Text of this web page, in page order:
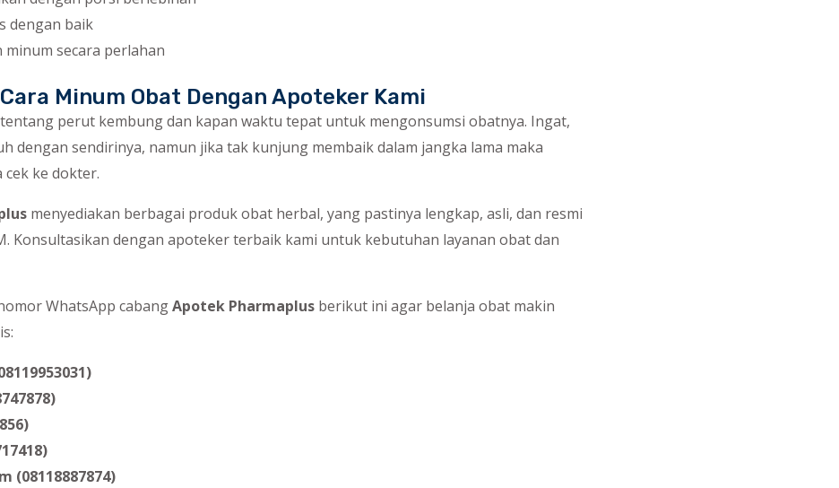
dengan baik
minum secara perlahan
Minum Obat Dengan Apoteker Kami
perut kembung dan kapan waktu tepat untuk mengonsumsi obatnya. Ingat,
dengan sendirinya, namun jika tak kunjung membaik dalam jangka lama maka
cek ke dokter.
menyediakan berbagai produk obat herbal, yang pastinya lengkap, asli, dan resmi
Konsultasikan dengan apoteker terbaik kami untuk kebutuhan layanan obat dan
WhatsApp cabangApotek Pharmaplusberikut ini agar belanja obat makin
(08118887874)